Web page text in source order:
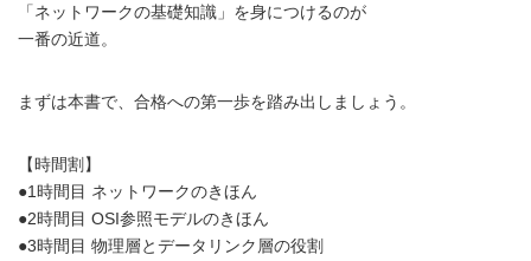
「ネットワークの基礎知識」を身につけるのが
一番の近道。
まずは本書で、合格への第一歩を踏み出しましょう。
【時間割】
●1時間目 ネットワークのきほん
●2時間目 OSI参照モデルのきほん
●3時間目 物理層とデータリンク層の役割